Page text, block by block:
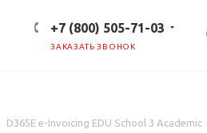
+7 (800) 505-71-03
ЗАКАЗАТЬ ЗВОНОК
D365E e-Invoicing EDU School 3 Academic